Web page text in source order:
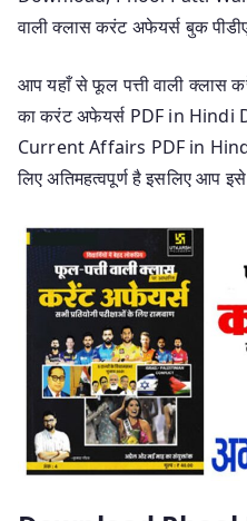
वाली क्लास करंट अफेयर्स बुक
आप यहाँ से फूल पत्ती वाली क्लास
का करंट अफेयर्स PDF in Hindi
Current Affairs PDF in Hindi
लिए अतिमहत्वपूर्ण है इसलिए आप